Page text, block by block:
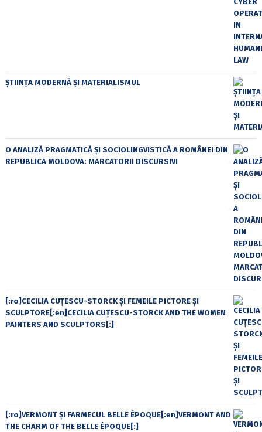
ȘTIINȚA MODERNĂ ȘI MATERIALISMUL
O ANALIZĂ PRAGMATICĂ ȘI SOCIOLINGVISTICĂ A ROMÂNEI DIN
REPUBLICA MOLDOVA: MARCATORII DISCURSIVI
[:ro]CECILIA CUŢESCU-STORCK ŞI FEMEILE PICTORE ŞI
SCULPTORE[:en]CECILIA CUŢESCU-STORCK AND THE WOMEN
PAINTERS AND SCULPTORS[:]
[:ro]VERMONT ȘI FARMECUL BELLE ÉPOQUE[:en]VERMONT AND
THE CHARM OF THE BELLE ÉPOQUE[:]